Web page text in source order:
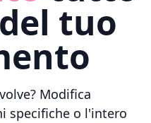
tuo
Modifica
specifiche o l'intero